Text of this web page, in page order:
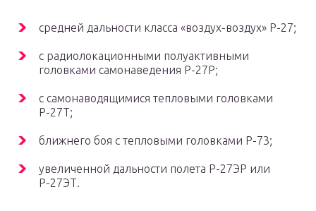
средней дальности класса «воздух-воздух» Р-27;
с радиолокационными полуактивными
головками самонаведения Р-27Р;
с самонаводящимися тепловыми головками
Р-27Т;
ближнего боя с тепловыми головками Р-73;
увеличенной дальности полета Р-27ЭР или
Р-27ЭТ.